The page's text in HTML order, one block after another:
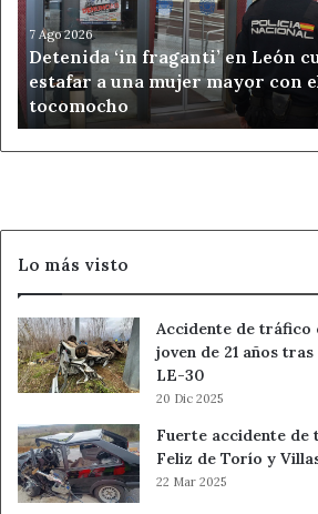
cuando
intentaba
estafar
una
mujer
mayor
tocomocho
7 Ago 2026
Detenida ‘in fraganti’ en León
estafar a una mujer mayor con
tocomocho
Lo más visto
Accidente de tráfico
joven de 21 años
LE-30
20 Dic 2025
Fuerte accidente de
Feliz de Torío y
22 Mar 2025